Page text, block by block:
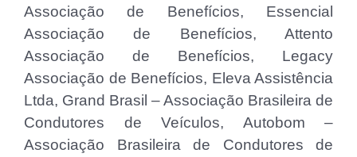
Associação de Benefícios, Essencial
Associação de Benefícios, Attento
Associação de Benefícios, Legacy
Associação de Benefícios, Eleva Assistência
Ltda, Grand Brasil – Associação Brasileira de
Condutores de Veículos, Autobom –
Associação Brasileira de Condutores de